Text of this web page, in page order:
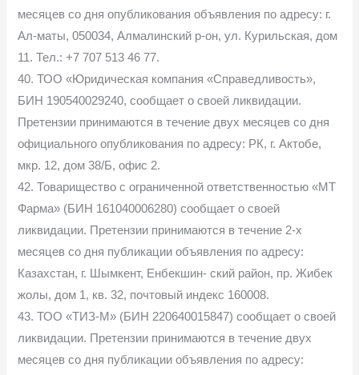
месяцев со дня опубликования объявления по адресу: г.
Ал-маты, 050034, Алмалинский р-он, ул. Курильская, дом
11. Тел.: +7 707 513 46 77.
40. ТОО «Юридическая компания «Справедливость»,
БИН 190540029240, сообщает о своей ликвидации.
Претензии принимаются в течение двух месяцев со дня
официального опубликования по адресу: РК, г. Актобе,
мкр. 12, дом 38/Б, офис 2.
42. Товарищество с ограниченной ответственностью «МТ
Фарма» (БИН 161040006280) сообщает о своей
ликвидации. Претензии принимаются в течение 2-х
месяцев со дня публикации объявления по адресу:
Казахстан, г. Шымкент, Енбекшин- ский район, пр. Жибек
жолы, дом 1, кв. 32, почтовый индекс 160008.
43. ТОО «ТИЗ-М» (БИН 220640015847) сообщает о своей
ликвидации. Претензии принимаются в течение двух
месяцев со дня публикации объявления по адресу: